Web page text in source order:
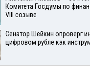
Комитета Госдумы по
VIII созыве
Сенатор Шейкин опроверг
цифровом рубле как